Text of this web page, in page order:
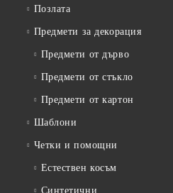
Позлата
Предмети за декорация
Предмети от дърво
Предмети от стъкло
Предмети от картон
Шаблони
Четки и помощни
Естествен косъм
Синтетични